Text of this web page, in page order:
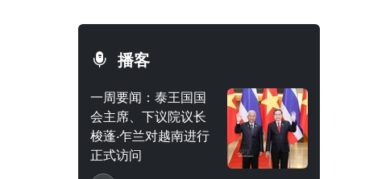
播客
一周要闻：泰王国国
会主席、下议院议长
梭蓬·乍兰对越南进行
正式访问